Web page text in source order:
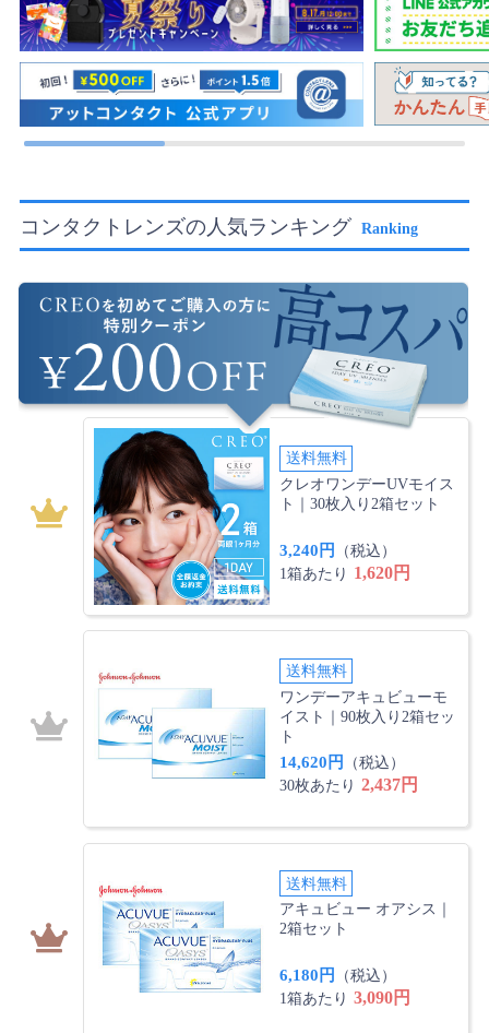
コンタクトレンズの人気ランキング Ranking
送料無料
クレオワンデーUVモイス
ト｜30枚入り2箱セット
3,240円
（税込）
1箱あたり 1,620円
送料無料
ワンデーアキュビューモ
イスト｜90枚入り2箱セッ
ト
14,620円
（税込）
30枚あたり 2,437円
送料無料
アキュビュー オアシス｜
2箱セット
6,180円
（税込）
1箱あたり 3,090円